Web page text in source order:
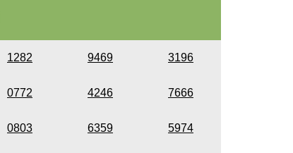
1282 9469 3196
0772 4246 7666
0803 6359 5974